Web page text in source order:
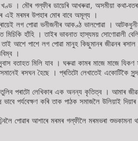
খণ্ড । মৌৰ গল্ফীৰ ডায়েৰি আখৰুৱা, অসমীয়া কথা-
এই মৰমৰ উপহাৰ মোৰ বাবে অমূল্য ।
লগ পোৱা ভনীজনীৰ আকণ্ঠ ভালপোৱা ।
হাঁহি । তাইৰ ভাবনাত হাস্যময় সোণোৱালী
তাই আশে পাশে লগ পোৱা মানুহ কিছুমানৰ জীৱনৰ
।
বতাহত মিলি যাব । ঘৰুৱা কামৰ মাজে মাজে
ৰসঘন হৈছে । প্ৰতিটো লেখাতেই একোটিকৈ
পৰাটো লেখিকাৰ এক অনন্য কৃতিত্ব । আমাৰ
পৰ্যবেক্ষণ কৰি তাক পাঠক সমাজলৈ উলিয়াই দিয়াৰ
পোৱাৰ আশাৰে মৰমৰ গল্ফীলৈ মৰমভৰা শুভকামনা